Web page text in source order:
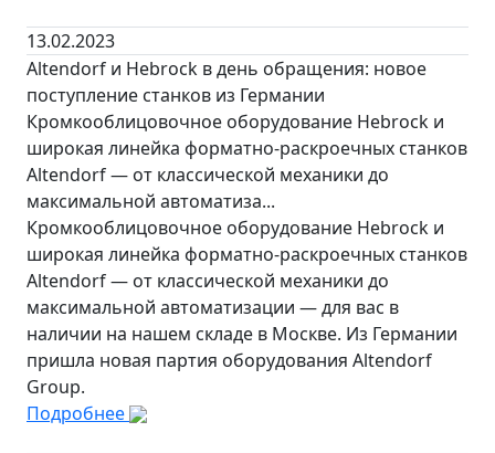
13.02.2023
Altendorf и Hebrock в день обращения: новое
поступление станков из Германии
Кромкооблицовочное оборудование Hebrock и
широкая линейка форматно-раскроечных станков
Altendorf — от классической механики до
максимальной автоматиза...
Кромкооблицовочное оборудование Hebrock и
широкая линейка форматно-раскроечных станков
Altendorf — от классической механики до
максимальной автоматизации — для вас в
наличии на нашем складе в Москве. Из Германии
пришла новая партия оборудования Altendorf
Group.
Подробнее